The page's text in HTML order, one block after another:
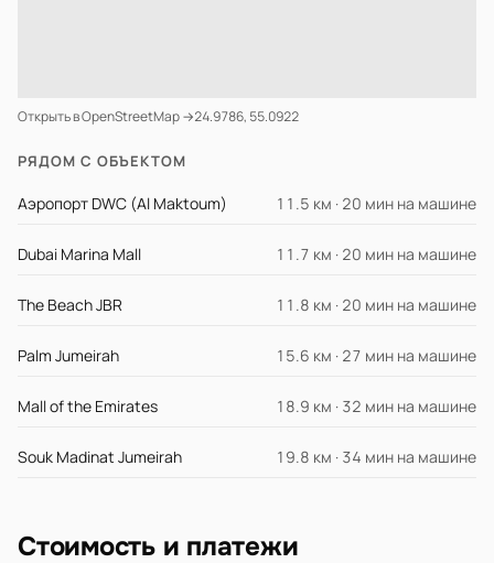
Открыть в OpenStreetMap →24.9786, 55.0922
РЯДОМ С ОБЪЕКТОМ
Аэропорт DWC (Al Maktoum) 11.5 км · 20 мин на машине
Dubai Marina Mall 11.7 км · 20 мин на машине
The Beach JBR 11.8 км · 20 мин на машине
Palm Jumeirah 15.6 км · 27 мин на машине
Mall of the Emirates 18.9 км · 32 мин на машине
Souk Madinat Jumeirah 19.8 км · 34 мин на машине
Стоимость и платежи